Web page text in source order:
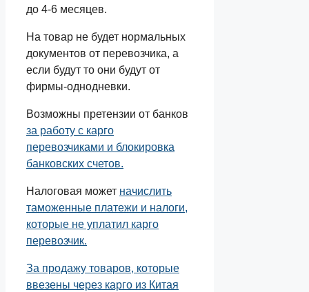
до 4-6 месяцев.
На товар не будет нормальных
документов от перевозчика, а
если будут то они будут от
фирмы-однодневки.
Возможны претензии от банков
за работу с карго
перевозчиками и блокировка
банковских счетов.
Налоговая может начислить
таможенные платежи и налоги,
которые не уплатил карго
перевозчик.
За продажу товаров, которые
ввезены через карго из Китая